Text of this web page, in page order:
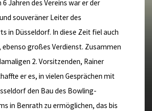
6 Jahren des Vereins war er der
souveräner Leiter des
in Düsseldorf. In diese Zeit fiel auch
ebenso großes Verdienst. Zusammen
2. Vorsitzenden, Rainer
er es, in vielen Gesprächen mit
den Bau des Bowling-
in Benrath zu ermöglichen, das bis